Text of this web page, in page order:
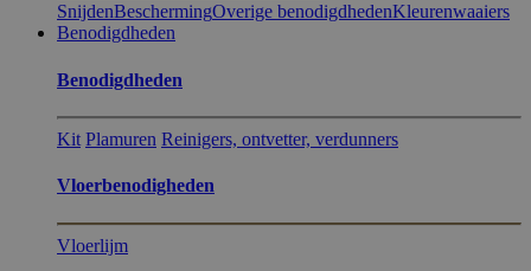
SnijdenBeschermingOverige benodigdhedenKleurenwaaiers
Benodigdheden
Benodigdheden
Kit Plamuren Reinigers, ontvetter, verdunners
Vloerbenodigheden
Vloerlijm